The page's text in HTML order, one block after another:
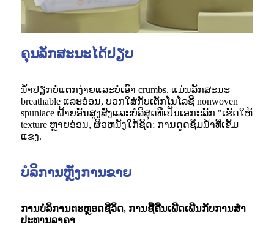
ຄຸນ​ລັກ​ສະ​ນະ​ໄດ້​ປຽບ​
ນ້ໍາປຽກບໍ່ແຕກງ່າຍແລະບໍ່ເອົາ crumbs. ແມ່ນລັກສະນະ
breathable ແລະອ່ອນ, ບວກໃສ່ກັບເຕັກໂນໂລຊີ nonwoven
spunlace ຝ້າຍອັນສູງສົ່ງແລະບໍລິສຸດທີ່ເປັນເອກະລັກ "ເຮັດໃຫ້
texture ຫຼາຍອ່ອນ, ຜິວຫນັງໃກ້ຊິດ; ການດູດຊຶມນ້ໍາທີ່ເຂັ້ມ
ແຂງ.
ບໍລິການຫຼັງການຂາຍ
ການບໍລິການຕະຫຼອດຊີວິດ, ການຊື້ຄືນເພີດເພີນກັບການສໍາ
ປະທານລາຄາ